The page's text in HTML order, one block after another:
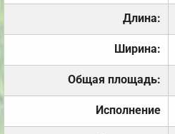
Длина:
Ширина:
Общая площадь:
Исполнение